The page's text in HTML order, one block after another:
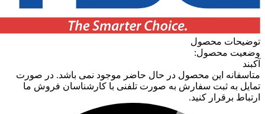
توضیحات محصول
وضعیت محصول:
آکبند
متاسفانه این محصول در حال حاضر موجود نمی باشد. در صورت
تمایل به ثبت سفارش به صورت تلفنی با کارشناسان فروش ما
ارتباط برقرار کنید.